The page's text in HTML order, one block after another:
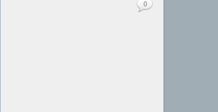
0